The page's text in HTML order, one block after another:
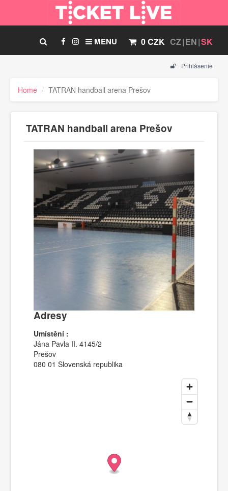
CZ EN SK
0 CZK
MENU
Prihlásenie
Home TATRAN handball arena Prešov
TATRAN handball arena Prešov
Adresy
Umístění :
Jána Pavla II. 4145/2
Prešov
080 01 Slovenská republika